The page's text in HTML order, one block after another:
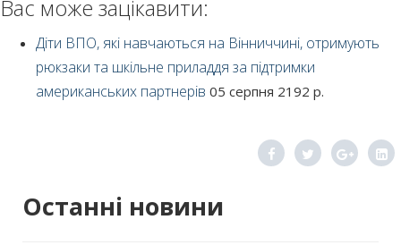
Останні новини
Вас може зацікавити:
Діти ВПО, які навчаються на Вінниччині, отримують
рюкзаки та шкільне приладдя за підтримки
американських партнерів 05 серпня 2192 р.